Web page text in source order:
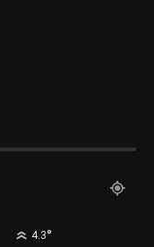
4.3°